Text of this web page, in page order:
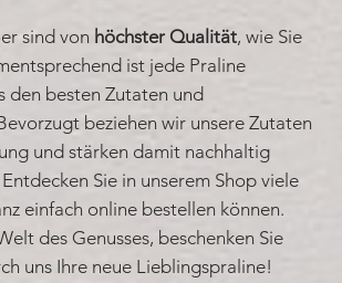
sind von höchster Qualität, wie Sie
ist jede Praline
den besten Zutaten und
beziehen wir unsere Zutaten
und stärken damit nachhaltig
Sie in unserem Shop viele
einfach online bestellen können.
des Genusses, beschenken Sie
uns Ihre neue Lieblingspraline!